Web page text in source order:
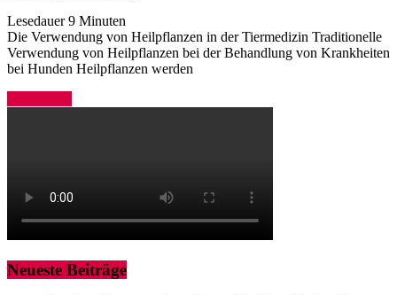
Lesedauer 9 Minuten
Die Verwendung von Heilpflanzen in der Tiermedizin Traditionelle
Verwendung von Heilpflanzen bei der Behandlung von Krankheiten
bei Hunden Heilpflanzen werden
Neueste Beiträge